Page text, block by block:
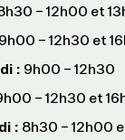
– 12h00 et
9h00 – 12h30 et
: 9h00 – 12h30
– 12h30 et
: 8h30 – 12h00